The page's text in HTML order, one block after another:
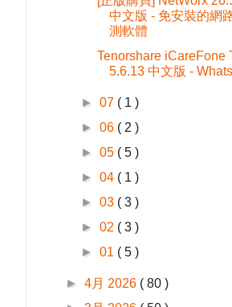
中文版 - 免安裝的網
測軟體
Tenorshare iCareFone
5.6.13 中文版 -
►07 ( 1 )
►06 ( 2 )
►05 ( 5 )
►04 ( 1 )
►03 ( 3 )
►02 ( 3 )
►01 ( 5 )
►4月 2026 ( 80 )